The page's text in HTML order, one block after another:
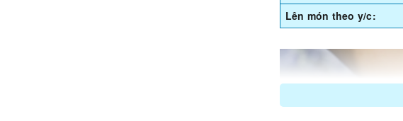
Lên món theo y/c: